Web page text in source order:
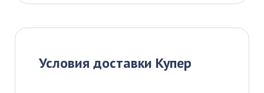
Условия доставки Купер